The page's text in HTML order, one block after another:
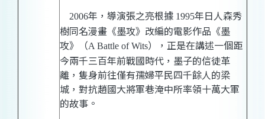
2006年，導演張之亮根據 1995年日人森秀
樹同名漫畫《墨攻》改編的電影作品《墨
攻》（A Battle of Wits）， 正是在講述一個距
今兩千三百年前戰國時代，墨子的信徒革
離，隻身前往僅有孺婦平民四千餘人的梁
城，對抗趙國大將軍巷淹中所率領十萬大軍
的故事。